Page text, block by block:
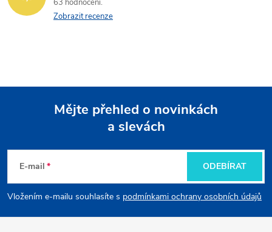
63 hodnocení
Zobrazit recenze
p
Mějte přehled o novinkách
a slevách
E-mail
Vložením e-mailu souhlasíte s podmínkami ochrany osobních údajů
ODEBÍRAT